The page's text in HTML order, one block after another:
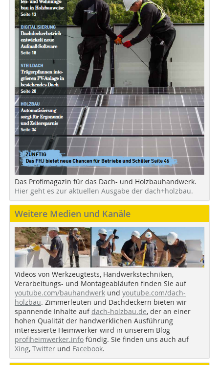
Das Profimagazin für das Dach- und Holzbauhandwerk.
Hier geht es zur aktuellen Ausgabe der dach+holzbau.
Weitere Medien und Kanäle
Videos von Werkzeugtests, Handwerkstechniken,
Verarbeitungs- und Montageabläufen finden Sie auf
youtube.com/bauhandwerk und youtube.com/dach-
holzbau. Zimmerleuten und Dachdeckern bieten wir
spannende Inhalte auf dach-holzbau.de, der an einer
hohen Qualität der handwerklichen Ausführung
interessierte Heimwerker wird in unserem Blog
profiheimwerker.info fündig. Sie finden uns auch auf
Xing, Twitter und Facebook.